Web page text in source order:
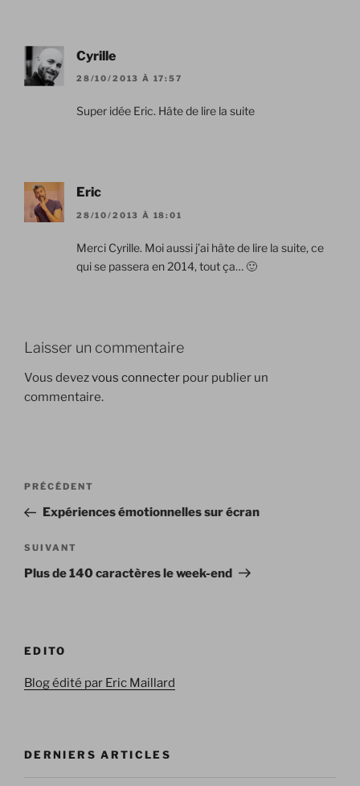
Cyrille
28/10/2013 À 17:57
Super idée Eric. Hâte de lire la suite
Eric
28/10/2013 À 18:01
Merci Cyrille. Moi aussi j’ai hâte de lire la suite, ce
qui se passera en 2014, tout ça… 🙂
Laisser un commentaire
Vous devezvous connecter pour publier un
commentaire.
Navigation
l’article
Article
précédent
PRÉCÉDENT
Expériences émotionnelles sur écran
Article
suivant
SUIVANT
Plus de 140 caractères le week-end
EDITO
Blog édité par Eric Maillard
DERNIERS ARTICLES